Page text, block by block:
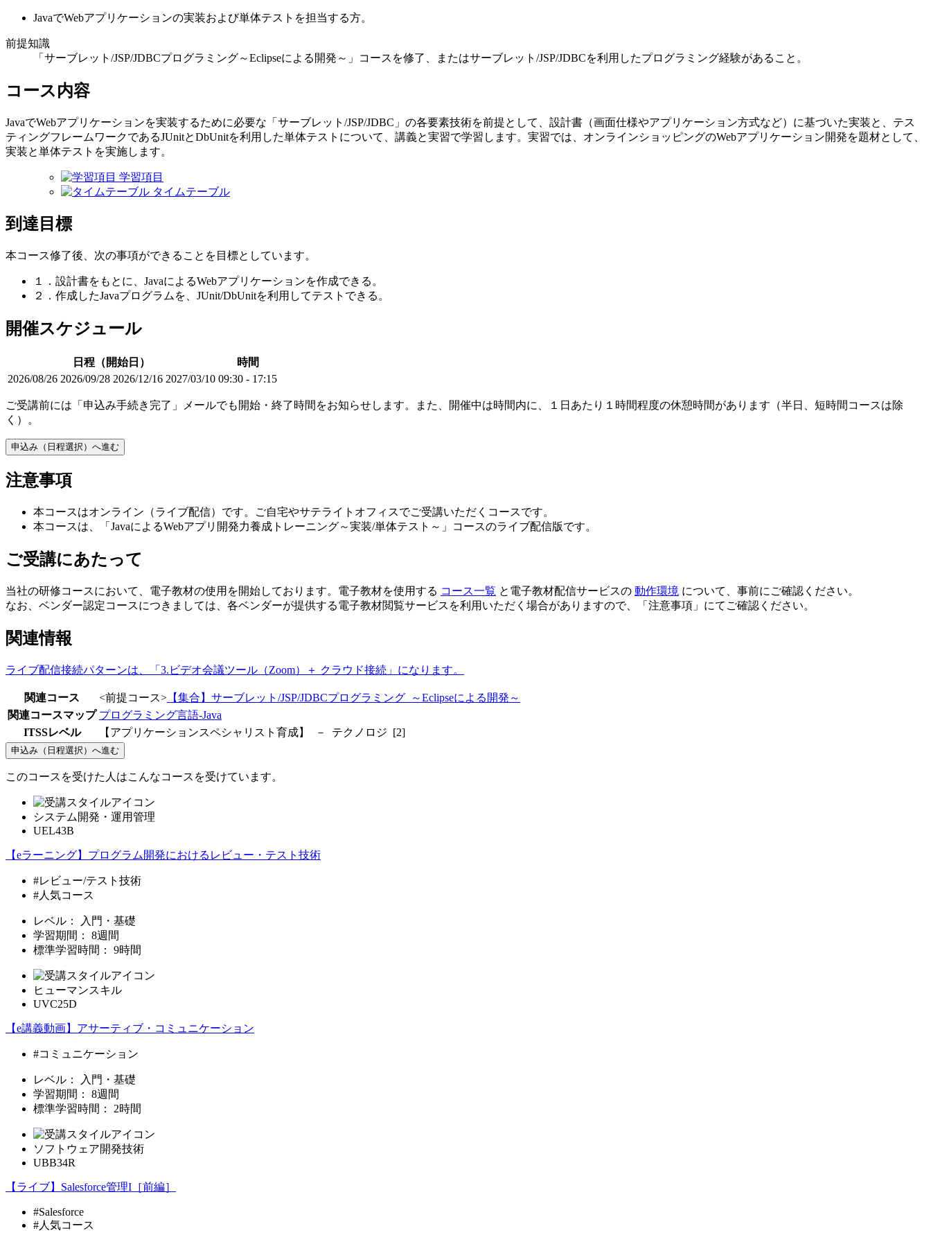
JavaでWebアプリケーションの実装および単体テストを担当する方。
前提知識
「サーブレット/JSP/JDBCプログラミング～Eclipseによる開発～」コースを修了、またはサーブレット/JSP/JDBCを利用したプログラミング経験があること。
コース内容
JavaでWebアプリケーションを実装するために必要な「サーブレット/JSP/JDBC」の各要素技術を前提として、設計書（画面仕様やアプリケーション方式など）に基づいた実装と、テス
ティングフレームワークであるJUnitとDbUnitを利用した単体テストについて、講義と実習で学習します。実習では、オンラインショッピングのWebアプリケーション開発を題材として、
実装と単体テストを実施します。
学習項目
タイムテーブル
到達目標
本コース修了後、次の事項ができることを目標としています。
１．設計書をもとに、JavaによるWebアプリケーションを作成できる。
２．作成したJavaプログラムを、JUnit/DbUnitを利用してテストできる。
開催スケジュール
日程（開始日）
時間
2026/08/26 2026/09/28 2026/12/16 2027/03/10 09:30 - 17:15
ご受講前には「申込み手続き完了」メールでも開始・終了時間をお知らせします。また、開催中は時間内に、１日あたり１時間程度の休憩時間があります（半日、短時間コースは除
く）。
申込み（日程選択）へ進む
注意事項
本コースはオンライン（ライブ配信）です。ご自宅やサテライトオフィスでご受講いただくコースです。
本コースは、「JavaによるWebアプリ開発力養成トレーニング～実装/単体テスト～」コースのライブ配信版です。
ご受講にあたって
当社の研修コースにおいて、電子教材の使用を開始しております。電子教材を使用する コース一覧 と電子教材配信サービスの 動作環境 について、事前にご確認ください。
なお、ベンダー認定コースにつきましては、各ベンダーが提供する電子教材閲覧サービスを利用いただく場合がありますので、「注意事項」にてご確認ください。
関連情報
ライブ配信接続パターンは、「3.ビデオ会議ツール（Zoom）＋ クラウド接続」になります。
関連コース <前提コース> 【集合】サーブレット/JSP/JDBCプログラミング ～Eclipseによる開発～
関連コースマップ プログラミング言語-Java
ITSSレベル
【アプリケーションスペシャリスト育成】 － テクノロジ [2]
申込み（日程選択）へ進む
このコースを受けた人はこんなコースを受けています。
システム開発・運用管理
UEL43B
【eラーニング】プログラム開発におけるレビュー・テスト技術
#レビュー/テスト技術
#人気コース
レベル：
入門・基礎
学習期間：
8週間
標準学習時間：
9時間
ヒューマンスキル
UVC25D
【e講義動画】アサーティブ・コミュニケーション
#コミュニケーション
レベル：
入門・基礎
学習期間：
8週間
標準学習時間：
2時間
ソフトウェア開発技術
UBB34R
【ライブ】Salesforce管理I［前編］
#Salesforce
#人気コース